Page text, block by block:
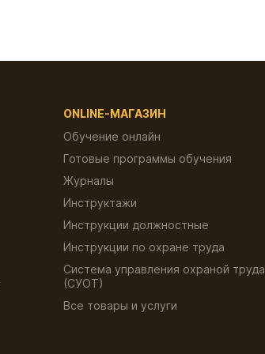
ONLINE-МАГАЗИН
Обучение онлайн
Готовые программы обучения
Журналы
Инструктажи
Инструкции должностные
Инструкции по охране труда
Система управления охраной труда
(СУОТ)
Все товары и услуги